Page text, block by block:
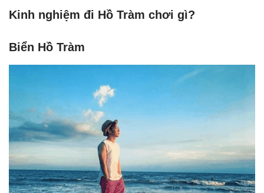
Kinh nghiệm đi Hồ Tràm chơi gì?
Biển Hồ Tràm